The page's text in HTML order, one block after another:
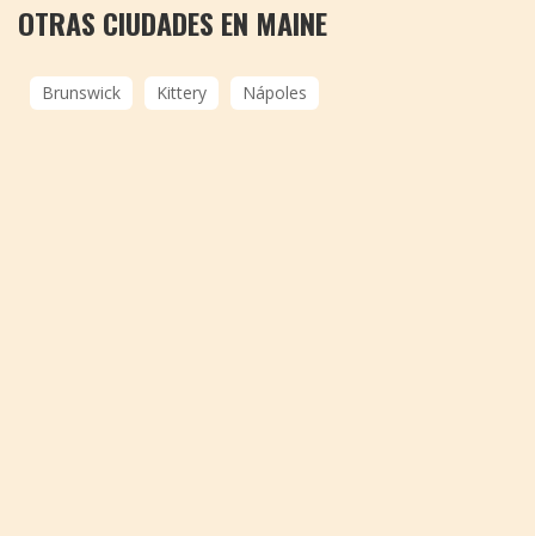
OTRAS CIUDADES EN MAINE
Brunswick Kittery Nápoles